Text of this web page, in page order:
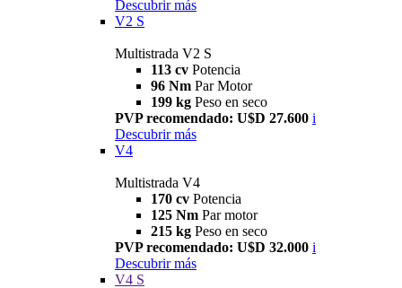
Descubrir más
V2 S
Multistrada V2 S
113 cv Potencia
96 Nm Par Motor
199 kg Peso en seco
PVP recomendado: U$D 27.600 i
Descubrir más
V4
Multistrada V4
170 cv Potencia
125 Nm Par motor
215 kg Peso en seco
PVP recomendado: U$D 32.000 i
Descubrir más
V4 S